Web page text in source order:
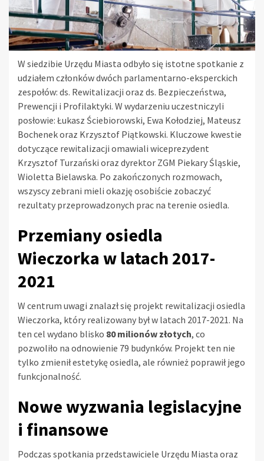
W siedzibie Urzędu Miasta odbyło się istotne spotkanie z
udziałem członków dwóch parlamentarno-eksperckich
zespołów: ds. Rewitalizacji oraz ds. Bezpieczeństwa,
Prewencji i Profilaktyki. W wydarzeniu uczestniczyli
posłowie: Łukasz Ściebiorowski, Ewa Kołodziej, Mateusz
Bochenek oraz Krzysztof Piątkowski. Kluczowe kwestie
dotyczące rewitalizacji omawiali wiceprezydent
Krzysztof Turzański oraz dyrektor ZGM Piekary Śląskie,
Wioletta Bielawska. Po zakończonych rozmowach,
wszyscy zebrani mieli okazję osobiście zobaczyć
rezultaty przeprowadzonych prac na terenie osiedla.
Przemiany osiedla
Wieczorka w latach 2017-
2021
W centrum uwagi znalazł się projekt rewitalizacji osiedla
Wieczorka, który realizowany był w latach 2017-2021. Na
ten cel wydano blisko 80 milionów złotych, co
pozwoliło na odnowienie 79 budynków. Projekt ten nie
tylko zmienił estetykę osiedla, ale również poprawił jego
funkcjonalność.
Nowe wyzwania legislacyjne
i finansowe
Podczas spotkania przedstawiciele Urzędu Miasta oraz